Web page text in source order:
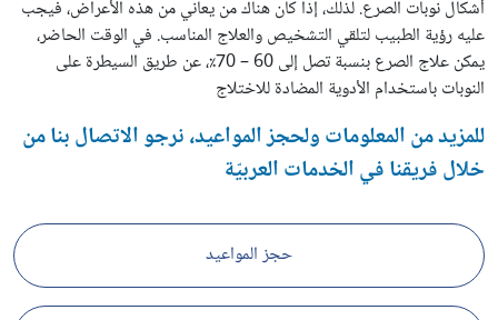
أشكال نوبات الصرع. لذلك، إذا كان هناك من يعاني من هذه الأعراض، فيجب
عليه رؤية الطبيب لتلقي التشخيص والعلاج المناسب. في الوقت الحاضر،
يمكن علاج الصرع بنسبة تصل إلى 60 – 70٪، عن طريق السيطرة على
النوبات باستخدام الأدوية المضادة للاختلاج
للمزيد من المعلومات ولحجز المواعيد، نرجو الاتصال بنا من
خلال فريقنا في الخدمات العربيّة
حجز المواعيد